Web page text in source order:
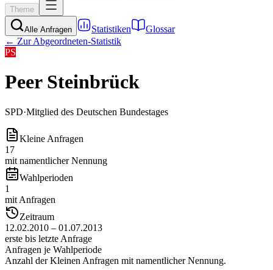
Theme
Alle Anfragen Statistiken
Glossar
← Zur Abgeordneten-Statistik
PS
Peer Steinbrück
SPD·Mitglied des Deutschen Bundestages
Kleine Anfragen
17
mit namentlicher Nennung
Wahlperioden
1
mit Anfragen
Zeitraum
12.02.2010 – 01.07.2013
erste bis letzte Anfrage
Anfragen je Wahlperiode
Anzahl der Kleinen Anfragen mit namentlicher Nennung.